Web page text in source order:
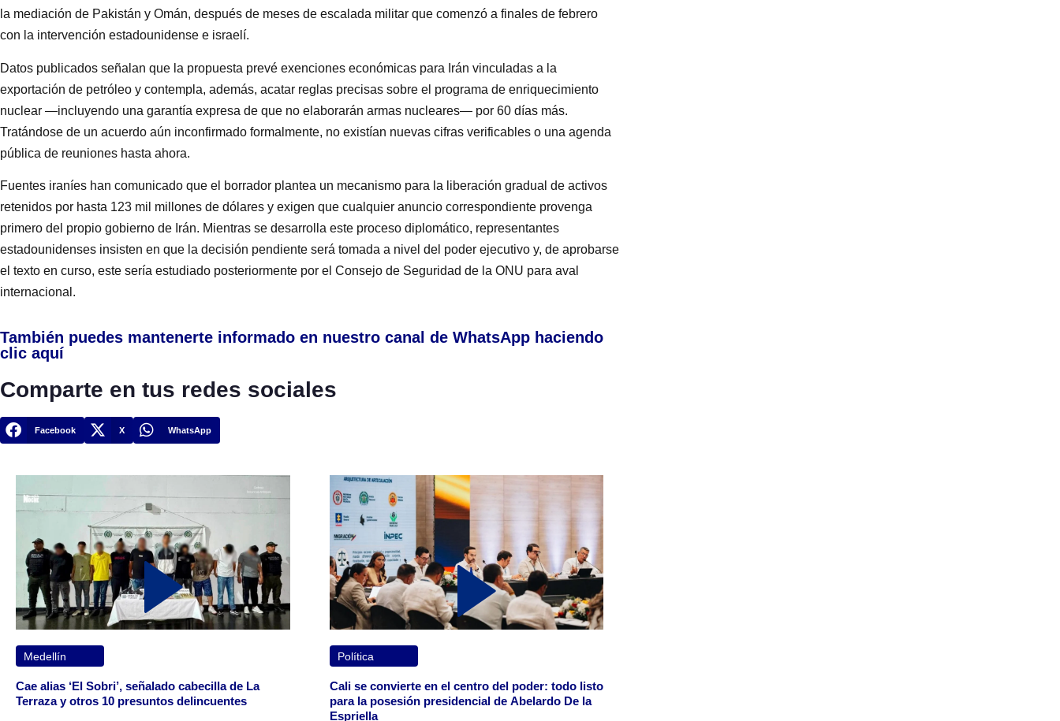
la mediación de Pakistán y Omán, después de meses de escalada militar que comenzó a finales de febrero
con la intervención estadounidense e israelí.
Datos publicados señalan que la propuesta prevé exenciones económicas para Irán vinculadas a la
exportación de petróleo y contempla, además, acatar reglas precisas sobre el programa de enriquecimiento
nuclear —incluyendo una garantía expresa de que no elaborarán armas nucleares— por 60 días más.
Tratándose de un acuerdo aún inconfirmado formalmente, no existían nuevas cifras verificables o una agenda
pública de reuniones hasta ahora.
Fuentes iraníes han comunicado que el borrador plantea un mecanismo para la liberación gradual de activos
retenidos por hasta 123 mil millones de dólares y exigen que cualquier anuncio correspondiente provenga
primero del propio gobierno de Irán. Mientras se desarrolla este proceso diplomático, representantes
estadounidenses insisten en que la decisión pendiente será tomada a nivel del poder ejecutivo y, de aprobarse
el texto en curso, este sería estudiado posteriormente por el Consejo de Seguridad de la ONU para aval
internacional.
También puedes mantenerte informado en nuestro canal de WhatsApp haciendo
clic aquí
Comparte en tus redes sociales
Facebook X WhatsApp
Medellín
Cae alias ‘El Sobri’, señalado cabecilla de La
Terraza y otros 10 presuntos delincuentes
Política
Cali se convierte en el centro del poder: todo listo
para la posesión presidencial de Abelardo De la
Espriella